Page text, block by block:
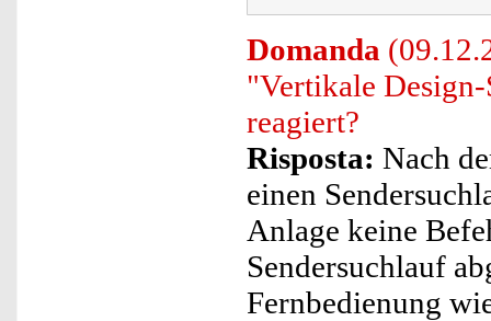
Domanda
"Vertikale
reagiert?
Risposta: Nach
einen
Anlage keine
Sendersuchlauf
Fernbedienung